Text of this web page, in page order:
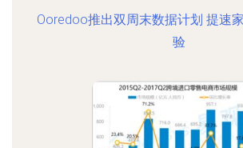
Ooredoo推出双周末数据计划 提速
验